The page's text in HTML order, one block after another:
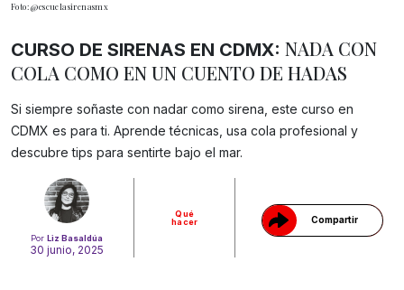
Foto: @escuelasirenasmx
Por Liz Basaldúa
30 junio, 2025
Qué
hacer
Compartir
Gracias!
CURSO DE SIRENAS EN CDMX: NADA CON
COLA COMO EN UN CUENTO DE HADAS
Si siempre soñaste con nadar como sirena, este curso en
CDMX es para ti. Aprende técnicas, usa cola profesional y
descubre tips para sentirte bajo el mar.